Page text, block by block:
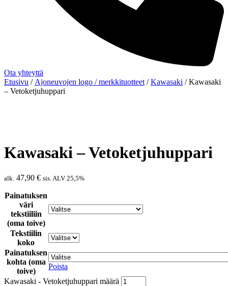
Ota yhteyttä
Etusivu / Ajoneuvojen logo / merkkituotteet /Kawasaki / Kawasaki
– Vetoketjuhuppari
Kawasaki – Vetoketjuhuppari
alk. 47,90 € sis. ALV 25,5%
Painatuksen
väri
tekstiiliin
(oma toive)
Tekstiilin
koko
Painatuksen
kohta (oma
toive)
Poista
Kawasaki - Vetoketjuhuppari määrä